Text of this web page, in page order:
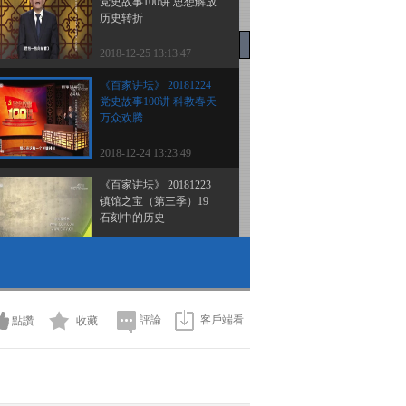
历史转折
2018-12-25 13:13:47
《百家讲坛》 20181224
党史故事100讲 科教春天
万众欢腾
2018-12-24 13:23:49
《百家讲坛》 20181223
镇馆之宝（第三季）19
石刻中的历史
朴拙的石刻
2018-12-22 13:07:52
镇馆之宝（第三季）17
點讚 收藏 評論 客戶端看